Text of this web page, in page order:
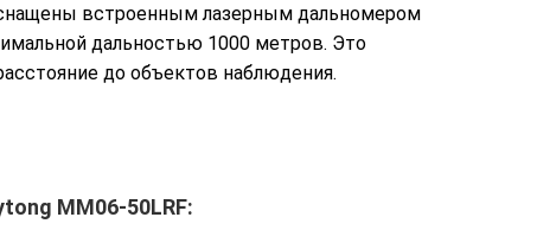
встроенным лазерным дальномером
дальностью 1000 метров. Это
до объектов наблюдения.
MM06-50LRF: